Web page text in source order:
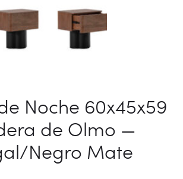
Noche 60x45x59
de Olmo —
Negro Mate